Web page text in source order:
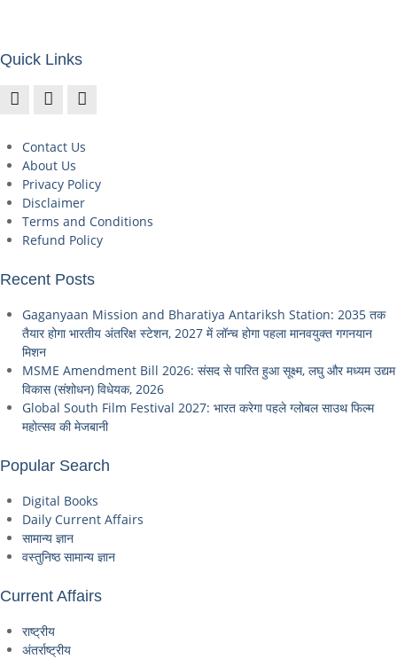
Quick Links
Contact Us
About Us
Privacy Policy
Disclaimer
Terms and Conditions
Refund Policy
Recent Posts
Gaganyaan Mission and Bharatiya Antariksh Station: 2035 तक
तैयार होगा भारतीय अंतरिक्ष स्टेशन, 2027 में लॉन्च होगा पहला मानवयुक्त गगनयान
मिशन
MSME Amendment Bill 2026: संसद से पारित हुआ सूक्ष्म, लघु और मध्यम उद्यम
विकास (संशोधन) विधेयक, 2026
Global South Film Festival 2027: भारत करेगा पहले ग्लोबल साउथ फिल्म
महोत्सव की मेजबानी
Popular Search
Digital Books
Daily Current Affairs
सामान्य ज्ञान
वस्तुनिष्ठ सामान्य ज्ञान
Current Affairs
राष्ट्रीय
अंतर्राष्ट्रीय